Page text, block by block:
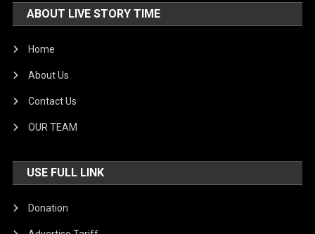
ABOUT LIVE STORY TIME
Home
About Us
Contact Us
OUR TEAM
USE FULL LINK
Donation